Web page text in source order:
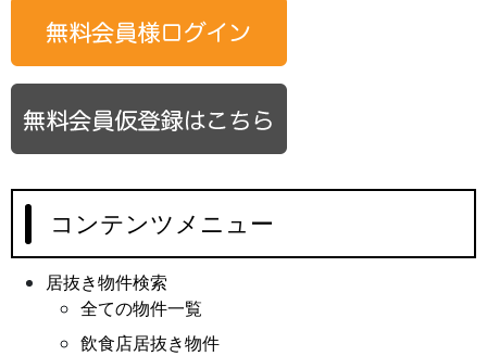
コンテンツメニュー
居抜き物件検索
全ての物件一覧
飲食店居抜き物件